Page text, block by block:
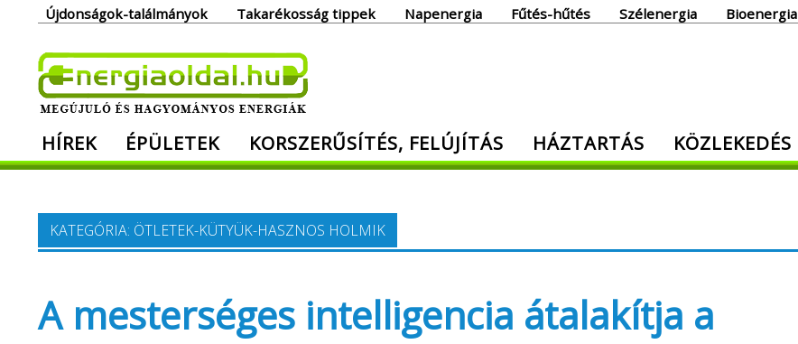
Újdonságok-találmányok Takarékosság tippek Napenergia Fűtés-hűtés Szélenergia Bioenergia
Megújuló és hagyományos energiák. Minden, ami energia!
HÍREK ÉPÜLETEK KORSZERŰSÍTÉS, FELÚJÍTÁS HÁZTARTÁS KÖZLEKEDÉS
KATEGÓRIA: ÖTLETEK-KÜTYÜK-HASZNOS HOLMIK
A mesterséges intelligencia átalakítja a